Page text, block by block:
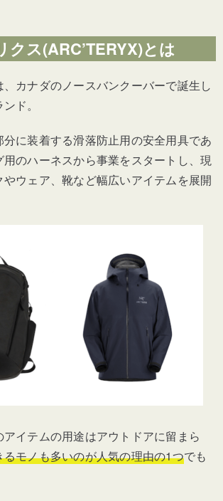
クス(ARC’TERYX)とは
カナダのノースバンクーバーで誕生し
ド。
に装着する滑落防止用の安全用具であ
用のハーネスから事業をスタートし、現
ウェア、靴など幅広いアイテムを展開
イテムの用途はアウトドアに留まら
モノも多いのが人気の理由の1つでも